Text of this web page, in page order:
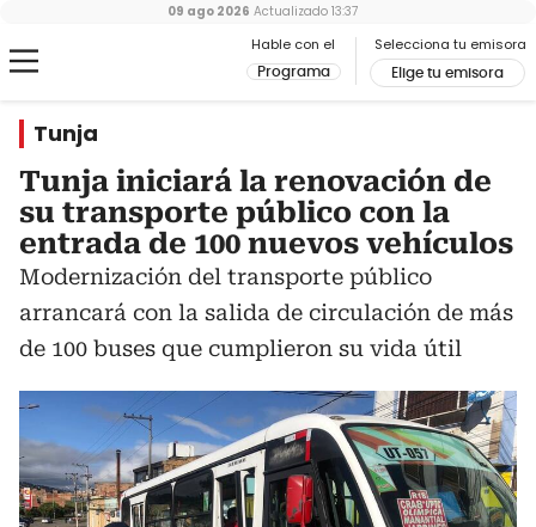
Hable con el
Programa
Selecciona tu emisora
Elige tu emisora
09 ago 2026 Actualizado 13:37
Tunja
Tunja iniciará la renovación de
su transporte público con la
entrada de 100 nuevos vehículos
Modernización del transporte público
arrancará con la salida de circulación de más
de 100 buses que cumplieron su vida útil